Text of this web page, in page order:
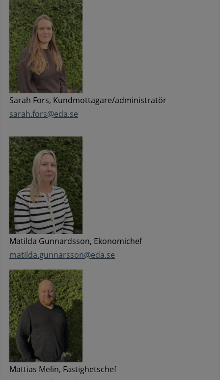
Sarah Fors, Kundmottagare/administratör
sarah.fors@eda.se
Matilda Gunnardsson, Ekonomichef
matilda.gunnarsson@eda.se
Mattias Melin, Fastighetschef